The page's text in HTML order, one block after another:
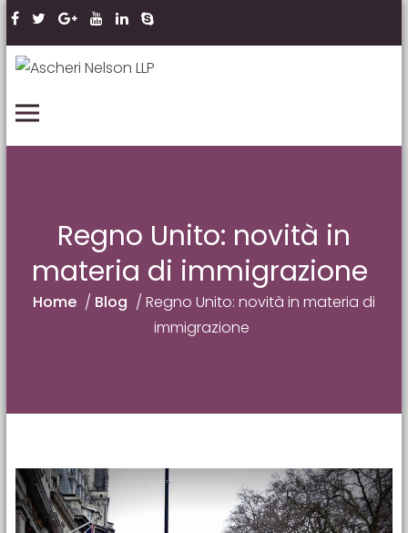
Skip to content
Regno Unito: novità in
materia di immigrazione
Home / Blog / Regno Unito: novità in materia di
immigrazione